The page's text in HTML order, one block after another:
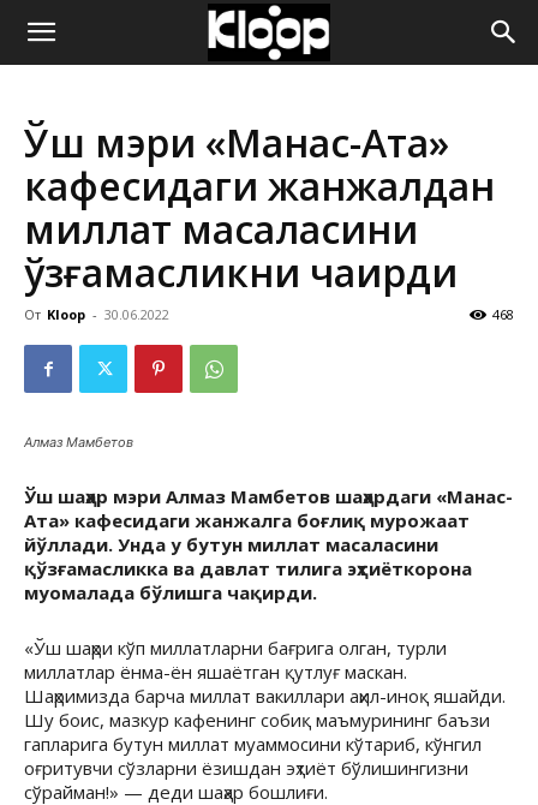
ҚИРҒИЗИСТОН
ЯНГИЛИКЛАРИ
Ўш мэри «Манас-Ата»
кафесидаги жанжалдан
миллат масаласини
қўзғамасликни чақирди
От Kloop - 30.06.2022 468
Алмаз Мамбетов
Ўш шаҳар мэри Алмаз Мамбетов шаҳардаги «Манас-
Ата» кафесидаги жанжалга боғлиқ мурожаат
йўллади. Унда у бутун миллат масаласини
қўзғамасликка ва давлат тилига эҳтиёткорона
муомалада бўлишга чақирди.
«Ўш шаҳри кўп миллатларни бағрига олган, турли
миллатлар ёнма-ён яшаётган қутлуғ маскан.
Шаҳримизда барча миллат вакиллари аҳил-иноқ яшайди.
Шу боис, мазкур кафенинг собиқ маъмурининг баъзи
гапларига бутун миллат муаммосини кўтариб, кўнгил
оғритувчи сўзларни ёзишдан эҳтиёт бўлишингизни
сўрайман!» — деди шаҳар бошлиғи.